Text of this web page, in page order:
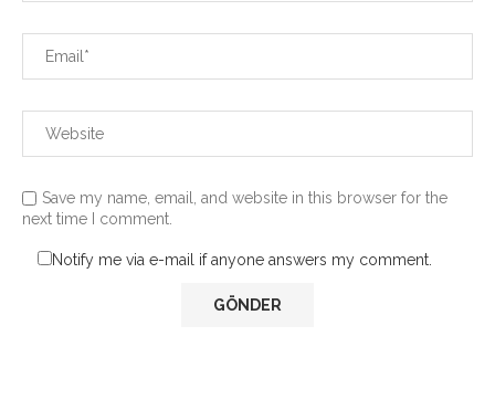
Save my name, email, and website in this browser for the
next time I comment.
Notify me via e-mail if anyone answers my comment.